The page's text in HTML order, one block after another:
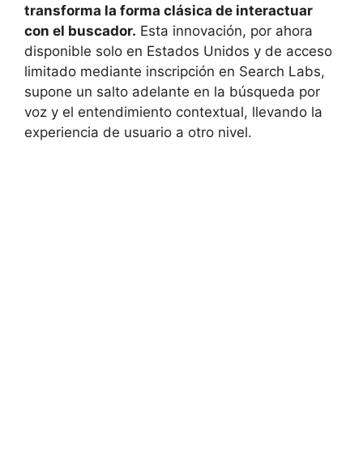
transforma la forma clásica de interactuar
con el buscador. Esta innovación, por ahora
disponible solo en Estados Unidos y de acceso
limitado mediante inscripción en Search Labs,
supone un salto adelante en la búsqueda por
voz y el entendimiento contextual, llevando la
experiencia de usuario a otro nivel.